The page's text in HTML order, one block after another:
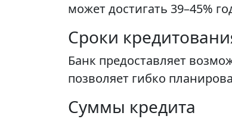
может достигать 39–45%
Сроки
Банк предоставляет
позволяет гибко
Суммы кредита